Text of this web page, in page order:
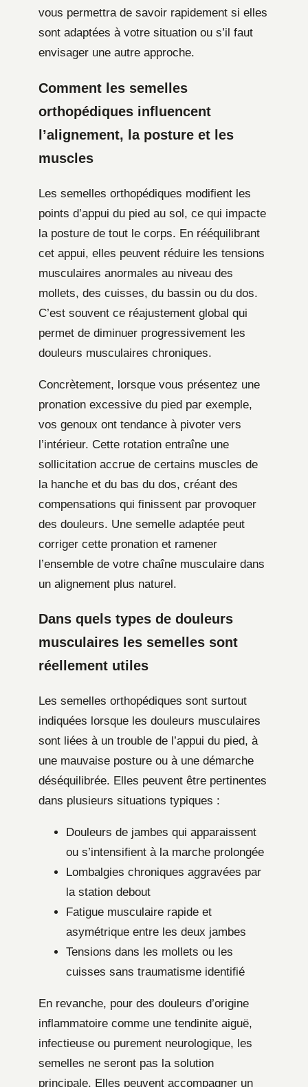
vous permettra de savoir rapidement si elles
sont adaptées à votre situation ou s’il faut
envisager une autre approche.
Comment les semelles
orthopédiques influencent
l’alignement, la posture et les
muscles
Les semelles orthopédiques modifient les
points d’appui du pied au sol, ce qui impacte
la posture de tout le corps. En rééquilibrant
cet appui, elles peuvent réduire les tensions
musculaires anormales au niveau des
mollets, des cuisses, du bassin ou du dos.
C’est souvent ce réajustement global qui
permet de diminuer progressivement les
douleurs musculaires chroniques.
Concrètement, lorsque vous présentez une
pronation excessive du pied par exemple,
vos genoux ont tendance à pivoter vers
l’intérieur. Cette rotation entraîne une
sollicitation accrue de certains muscles de
la hanche et du bas du dos, créant des
compensations qui finissent par provoquer
des douleurs. Une semelle adaptée peut
corriger cette pronation et ramener
l’ensemble de votre chaîne musculaire dans
un alignement plus naturel.
Dans quels types de douleurs
musculaires les semelles sont
réellement utiles
Les semelles orthopédiques sont surtout
indiquées lorsque les douleurs musculaires
sont liées à un trouble de l’appui du pied, à
une mauvaise posture ou à une démarche
déséquilibrée. Elles peuvent être pertinentes
dans plusieurs situations typiques :
Douleurs de jambes qui apparaissent
ou s’intensifient à la marche prolongée
Lombalgies chroniques aggravées par
la station debout
Fatigue musculaire rapide et
asymétrique entre les deux jambes
Tensions dans les mollets ou les
cuisses sans traumatisme identifié
En revanche, pour des douleurs d’origine
inflammatoire comme une tendinite aiguë,
infectieuse ou purement neurologique, les
semelles ne seront pas la solution
principale. Elles peuvent accompagner un